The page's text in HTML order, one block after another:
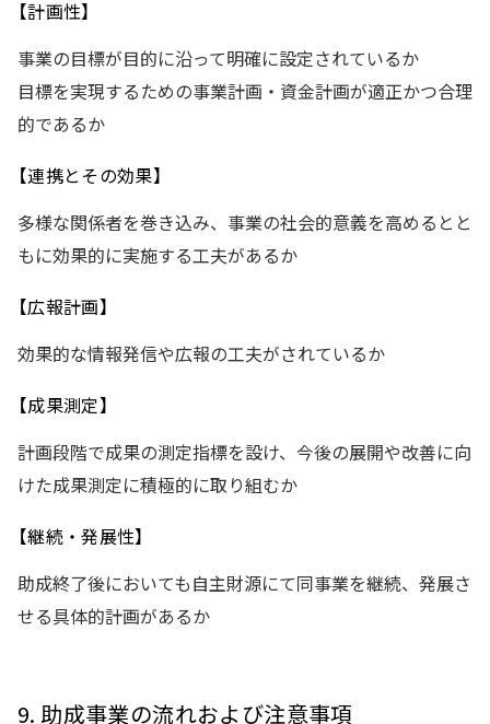
【計画性】
事業の目標が目的に沿って明確に設定されているか
目標を実現するための事業計画・資金計画が適正かつ合理
的であるか
【連携とその効果】
多様な関係者を巻き込み、事業の社会的意義を高めるとと
もに効果的に実施する工夫があるか
【広報計画】
効果的な情報発信や広報の工夫がされているか
【成果測定】
計画段階で成果の測定指標を設け、今後の展開や改善に向
けた成果測定に積極的に取り組むか
【継続・発展性】
助成終了後においても自主財源にて同事業を継続、発展さ
せる具体的計画があるか
9. 助成事業の流れおよび注意事項